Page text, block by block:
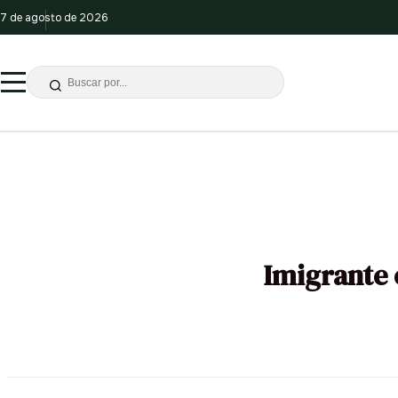
7 de agosto de 2026
Imigrante